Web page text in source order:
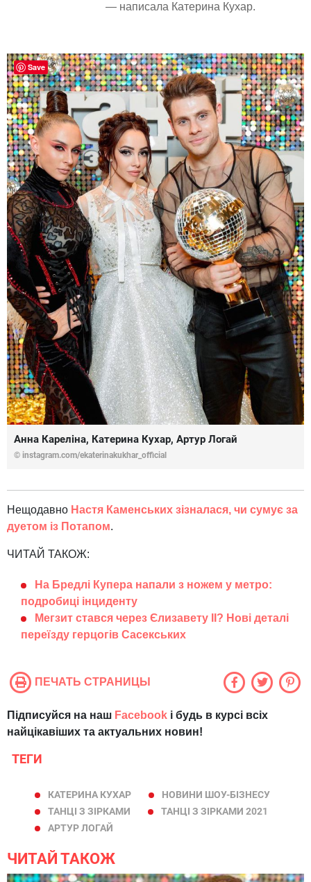
— написала Катерина Кухар.
Анна Кареліна, Катерина Кухар, Артур Логай
© instagram.com/ekaterinakukhar_official
Нещодавно Настя Каменських зізналася, чи сумує за
дуетом із Потапом.
ЧИТАЙ ТАКОЖ:
На Бредлі Купера напали з ножем у метро:
подробиці інциденту
Мегзит стався через Єлизавету ІІ? Нові деталі
переїзду герцогів Сасекських
ПЕЧАТЬ СТРАНИЦЫ
Підписуйся на наш Facebook і будь в курсі всіх
найцікавіших та актуальних новин!
ТЕГИ
КАТЕРИНА КУХАР
НОВИНИ ШОУ-БІЗНЕСУ
ТАНЦІ З ЗІРКАМИ
ТАНЦІ З ЗІРКАМИ 2021
АРТУР ЛОГАЙ
ЧИТАЙ ТАКОЖ
Save